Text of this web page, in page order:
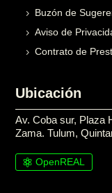
Buzón de
Aviso de
Contrato de
Ubicación
Av. Coba sur, Plaza
Zama. Tulum,
OpenREAL